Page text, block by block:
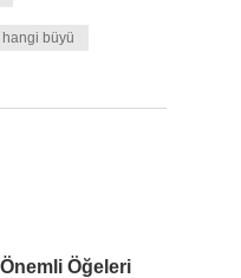
büyü
Öğeleri